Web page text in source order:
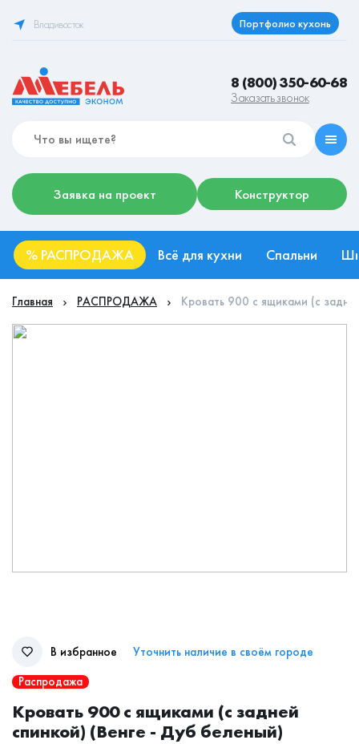
Владивосток Портфолио кухонь
8 (800) 350-60-68
Заказать звонок
Заявка на проект Конструктор
% РАСПРОДАЖА Всё для кухни Спальни
Главная РАСПРОДАЖА Кровать 900 с ящиками (с
В избранное
Уточнить наличие в своём городе
Распродажа
Кровать 900 с ящиками (с задней
спинкой) (Венге - Дуб беленый)